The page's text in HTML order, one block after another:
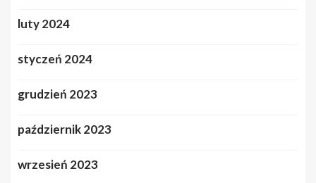
luty 2024
styczeń 2024
grudzień 2023
październik 2023
wrzesień 2023